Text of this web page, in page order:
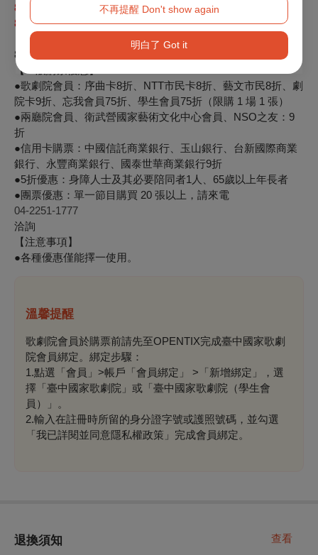
不再提醒 Don't show again
明白了 Got it
8/2（二）- 8/8（一）歌劇院會員預購
8/9（二）全面啟售
【會員早鳥限時優惠】
8/2-8/8序曲卡、NTT市民卡、藝文市民、劇院卡會員預購75折
【一般購票優惠】
●歌劇院會員：序曲卡8折、NTT市民卡8折、藝文市民8折、劇
院卡9折、忘我會員75折、學生會員75折（限購 1 場 1 張）
●兩廳院會員、衛武營國家藝術文化中心會員、NSO之友：9
折
●信用卡購票：中國信託商業銀行、玉山銀行、台新國際商業
銀行、永豐商業銀行、國泰世華商業銀行9折
●5折優惠：身障人士及其必要陪同者1人、65歲以上年長者
●團票優惠：單一節目購買 20 張以上，請來電
04-2251-1777
洽詢
【注意事項】
●各種優惠僅能擇一使用。
溫馨提醒
歌劇院會員於購票前請先至OPENTIX完成臺中國家歌劇
院會員綁定。綁定步驟：
1.點選「會員」>帳戶「會員綁定」 >「新增綁定」，選
擇「臺中國家歌劇院」或「臺中國家歌劇院（學生會
員）」。
2.輸入在註冊時所留的身分證字號或護照號碼，並勾選
「我已詳閱並同意隱私權政策」完成會員綁定。
退換須知 查看